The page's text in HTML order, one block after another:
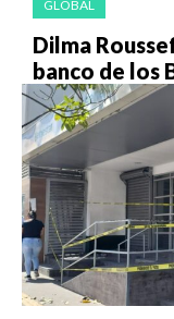
GLOBAL
Dilma
banco de los